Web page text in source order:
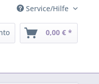
Service/Hilfe
0,00 € *